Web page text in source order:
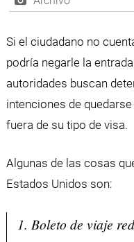
Si el ciudadano no
podría negarle la
autoridades buscan
intenciones de
fuera de su tipo de visa.
Algunas de las cosas
Estados Unidos son:
1. Boleto de viaje